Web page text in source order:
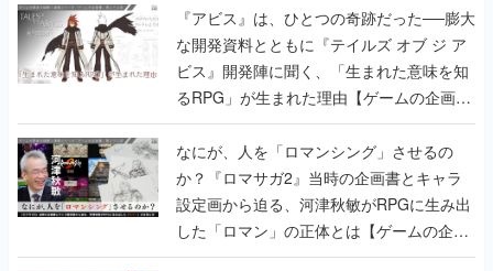
『アビス』は、ひとつの奇跡だった──膨大
な開発資料とともに『テイルズ オブ ジ ア
ビス』開発陣に聞く、「生まれた意味を知
るRPG」が生まれた理由【ゲームの企画
書】
なにが、人を「ロマンシング」させるの
か？『ロマサガ2』当時の企画書とキャラ
設定画から迫る、河津秋敏がRPGに生み出
した「ロマン」の正体とは【ゲームの企画
書】